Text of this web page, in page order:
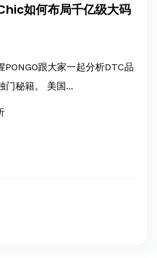
如何布局千亿级大码
跟大家一起分析DTC品
门秘籍。 美国...